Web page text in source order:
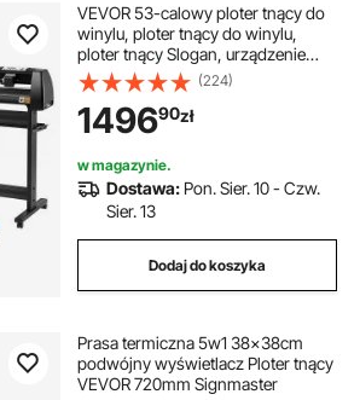
VEVOR 53-calowy ploter tnący do
winylu, ploter tnący do winylu,
ploter tnący Slogan, urządzenie
stacjonarne z oprogramowaniem
(224)
149690zł
w magazynie.
Dostawa: Pon. Sier. 10 - Czw.
Sier. 13
Dodaj do koszyka
Prasa termiczna 5w1 38x38cm
podwójny wyświetlacz Ploter tnący
VEVOR 720mm Signmaster